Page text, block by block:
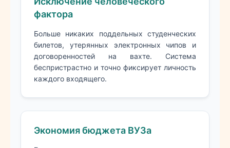
фактора
Больше никаких поддельных студенческих
билетов, утерянных электронных чипов и
договоренностей на вахте. Система
беспристрастно и точно фиксирует личность
каждого входящего.
Экономия бюджета ВУЗа